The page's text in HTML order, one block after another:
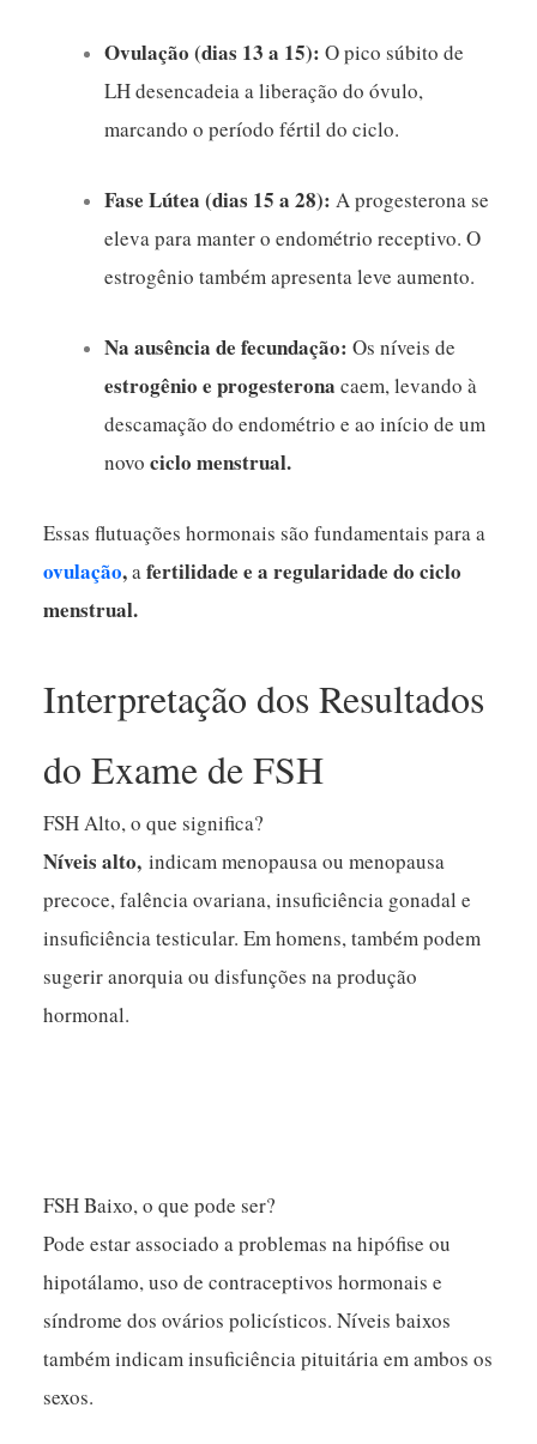
Ovulação (dias 13 a 15): O pico súbito de
LH desencadeia a liberação do óvulo,
marcando o período fértil do ciclo.
Fase Lútea (dias 15 a 28): A progesterona se
eleva para manter o endométrio receptivo. O
estrogênio também apresenta leve aumento.
Na ausência de fecundação: Os níveis de
estrogênio e progesterona caem, levando à
descamação do endométrio e ao início de um
novociclo menstrual.
Essas flutuações hormonais são fundamentais para a
ovulação,afertilidade e a regularidade do ciclo
menstrual.
Interpretação dos Resultados
do Exame de FSH
FSH Alto, o que significa?
Níveis alto,indicam menopausa ou menopausa
precoce, falência ovariana, insuficiência gonadal e
insuficiência testicular. Em homens, também podem
sugerir anorquia ou disfunções na produção
hormonal.
FSH Baixo, o que pode ser?
Pode estar associado a problemas na hipófise ou
hipotálamo, uso de contraceptivos hormonais e
síndrome dos ovários policísticos. Níveis baixos
também indicam insuficiência pituitária em ambos os
sexos.